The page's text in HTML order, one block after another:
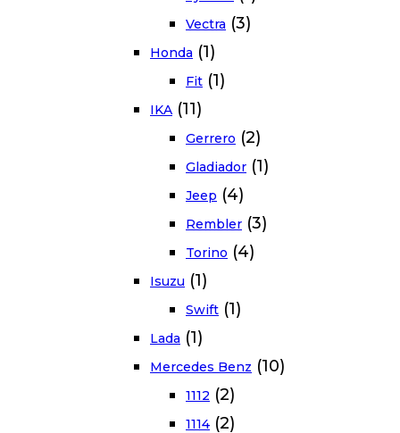
Vectra (3)
Honda (1)
Fit (1)
IKA (11)
Gerrero (2)
Gladiador (1)
Jeep (4)
Rembler (3)
Torino (4)
Isuzu (1)
Swift (1)
Lada (1)
Mercedes Benz (10)
1112 (2)
1114 (2)